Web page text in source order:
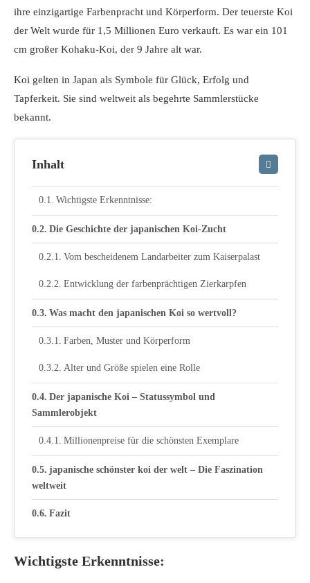
ihre einzigartige Farbenpracht und Körperform. Der teuerste Koi
der Welt wurde für 1,5 Millionen Euro verkauft. Es war ein 101
cm großer Kohaku-Koi, der 9 Jahre alt war.
Koi gelten in Japan als Symbole für Glück, Erfolg und
Tapferkeit. Sie sind weltweit als begehrte Sammlerstücke
bekannt.
Inhalt
Wichtigste Erkenntnisse:
Die Geschichte der japanischen Koi-Zucht
Vom bescheidenem Landarbeiter zum Kaiserpalast
Entwicklung der farbenprächtigen Zierkarpfen
Was macht den japanischen Koi so wertvoll?
Farben, Muster und Körperform
Alter und Größe spielen eine Rolle
Der japanische Koi – Statussymbol und
Sammlerobjekt
Millionenpreise für die schönsten Exemplare
japanische schönster koi der welt – Die Faszination
weltweit
Fazit
Wichtigste Erkenntnisse: